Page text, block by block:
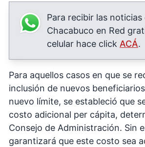
Para recibir las noticias
Chacabuco en Red
celular hace click ACÁ.
Para aquellos casos en que se
inclusión de nuevos
nuevo límite, se estableció que
costo adicional per cápita,
Consejo de Administración. Sin
garantizará que este costo sea